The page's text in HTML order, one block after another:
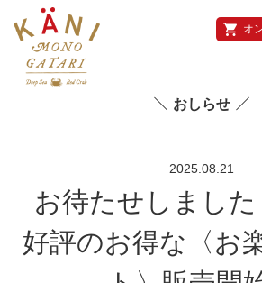
オ
おしらせ
2025.08.21
お待たせしました
好評のお得な〈お